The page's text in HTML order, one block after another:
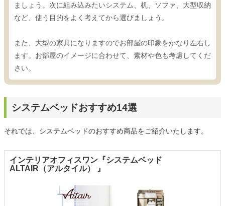
ましょう。次に組み込みたいシステム、机、ソファ、大型収納
など、使う目的をよく考えてから選びましょう。
また、大型の家具になりますのでお部屋の印象をかなり左右し
ます。お部屋のイメージに合わせて、素材や色も考慮してくだ
さい。
システムベッドおすすめ14選
それでは、システムベッドのおすすめ商品をご紹介いたします。
インテリアオフィスワン『システムベッド
ALTAIR（アルタイル） 』